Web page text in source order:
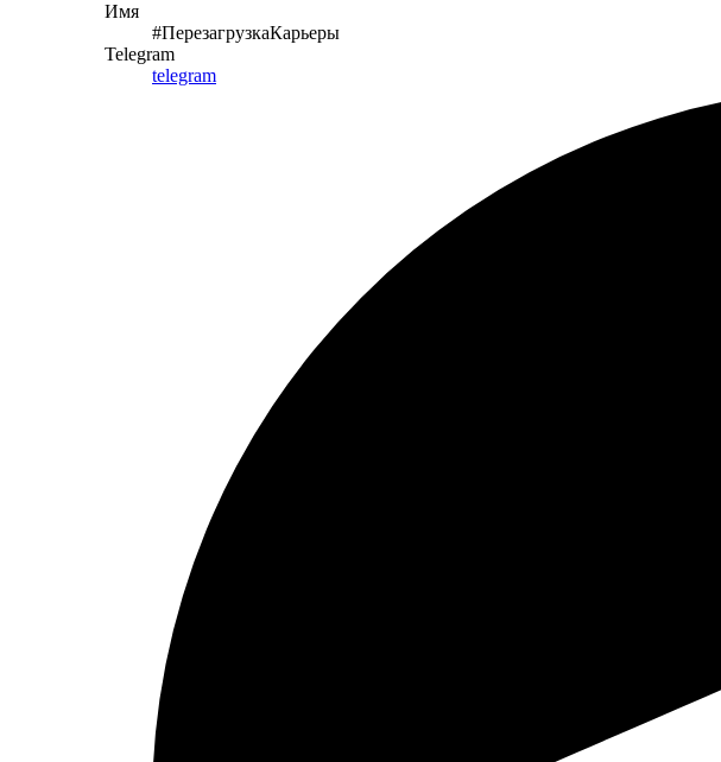
Имя
#ПерезагрузкаКарьеры
Telegram
telegram